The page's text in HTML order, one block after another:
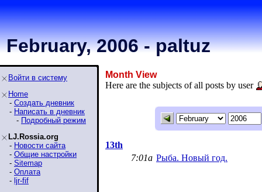
February, 2006 - paltuz
Войти в систему
Home
- Создать дневник
- Написать в дневник
- Подробный режим
LJ.Rossia.org
- Новости сайта
- Общие настройки
- Sitemap
- Оплата
- ljr-fif
Month View
Here are the subjects of all posts by user
13th
7:01a Рыба. Новый год.